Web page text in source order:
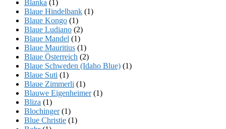
Blanka (1)
Blaue Hindelbank (1)
Blaue Kongo (1)
Blaue Ludiano (2)
Blaue Mandel (1)
Blaue Mauritius (1)
Blaue Österreich (2)
Blaue Schweden (Idaho Blue) (1)
Blaue Suti (1)
Blaue Zimmerli (1)
Blauwe Eigenheimer(1)
Bliza (1)
Blochinger(1)
Blue Christie (1)